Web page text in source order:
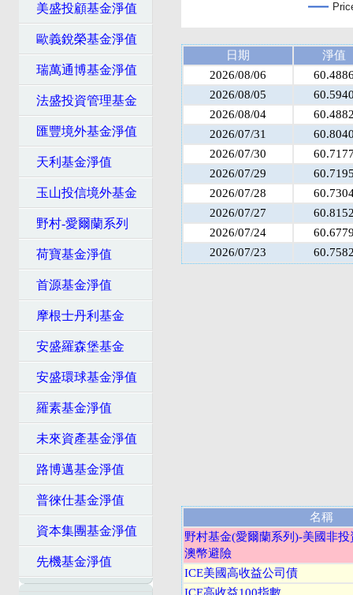
美盛投顧基金淨值
歐義銳榮基金淨值
瑞萬通博基金淨值
法盛投資管理基金
匯豐境外基金淨值
天利基金淨值
玉山投信境外基金
野村-愛爾蘭系列
荷寶基金淨值
首源基金淨值
摩根士丹利基金
安盛羅森堡基金
安盛環球基金淨值
羅素基金淨值
未來資產基金淨值
路博邁基金淨值
普徠仕基金淨值
資本集團基金淨值
先機基金淨值
日期
淨值
2026/08/06
2026/08/05
2026/08/04
2026/07/31
2026/07/30
2026/07/29
2026/07/28
2026/07/27
2026/07/24
2026/07/23
名稱
野村基金(愛爾蘭系列)-美國非
澳幣避險
ICE美國高收益公司債